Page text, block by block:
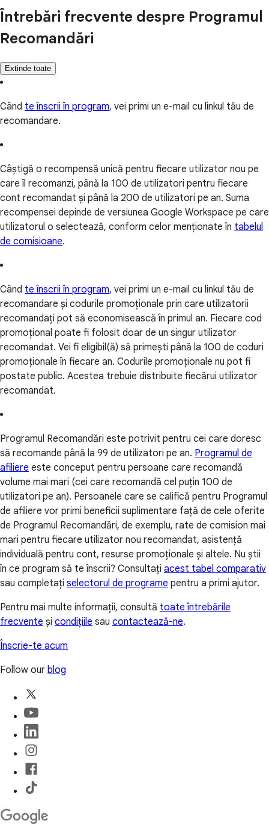
Întrebări frecvente despre Programul
Recomandări
Extinde toate
Când te înscrii în program, vei primi un e-mail cu linkul tău de
recomandare.
Câștigă o recompensă unică pentru fiecare utilizator nou pe
care îl recomanzi, până la 100 de utilizatori pentru fiecare
cont recomandat și până la 200 de utilizatori pe an. Suma
recompensei depinde de versiunea Google Workspace pe care
utilizatorul o selectează, conform celor menționate în tabelul
de comisioane.
Când te înscrii în program, vei primi un e-mail cu linkul tău de
recomandare și codurile promoționale prin care utilizatorii
recomandați pot să economisească în primul an. Fiecare cod
promoțional poate fi folosit doar de un singur utilizator
recomandat. Vei fi eligibil(ă) să primești până la 100 de coduri
promoționale în fiecare an. Codurile promoționale nu pot fi
postate public. Acestea trebuie distribuite fiecărui utilizator
recomandat.
Programul Recomandări este potrivit pentru cei care doresc
să recomande până la 99 de utilizatori pe an. Programul de
afiliere este conceput pentru persoane care recomandă
volume mai mari (cei care recomandă cel puțin 100 de
utilizatori pe an). Persoanele care se califică pentru Programul
de afiliere vor primi beneficii suplimentare față de cele oferite
de Programul Recomandări, de exemplu, rate de comision mai
mari pentru fiecare utilizator nou recomandat, asistență
individuală pentru cont, resurse promoționale și altele. Nu știi
în ce program să te înscrii? Consultați acest tabel comparativ
sau completați selectorul de programe pentru a primi ajutor.
Pentru mai multe informații, consultă toate întrebările
frecvente și condițiile sau contactează-ne.
Înscrie-te acum
Follow our blog